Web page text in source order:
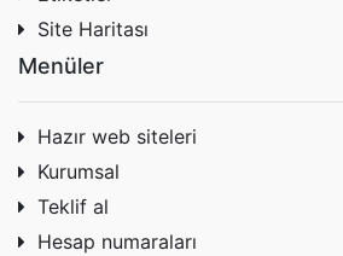
Site Haritası
Menüler
Hazır web siteleri
Kurumsal
Teklif al
Hesap numaraları